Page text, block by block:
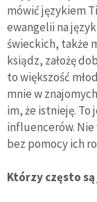
mówić językiem
ewangelii na
świeckich, także
ksiądz, założę
to większość
mnie w
im, że istnieję.
influencerów.
bez pomocy ich
Którzy często